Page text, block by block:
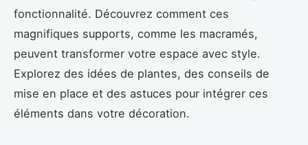
fonctionnalité. Découvrez comment ces
magnifiques supports, comme les macramés,
peuvent transformer votre espace avec style.
Explorez des idées de plantes, des conseils de
mise en place et des astuces pour intégrer ces
éléments dans votre décoration.